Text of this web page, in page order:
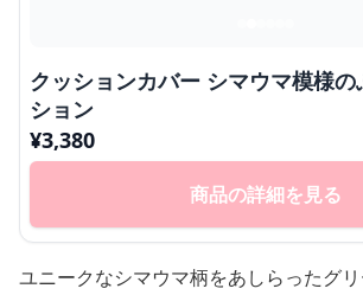
クッションカバー シマウマ模様の
ション
¥3,380
商品の詳細を見る
ユニークなシマウマ柄をあしらったグ